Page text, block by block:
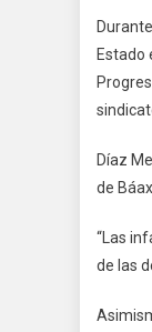
Estado
Díaz
de
“Las
de las